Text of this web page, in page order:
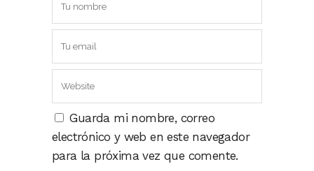
Guarda mi nombre, correo
electrónico y web en este navegador
para la próxima vez que comente.